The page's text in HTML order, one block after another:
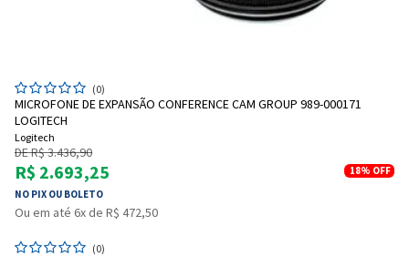
(0)
MICROFONE DE EXPANSÃO CONFERENCE CAM GROUP 989-000171
LOGITECH
Logitech
DE R$ 3.436,90
R$ 2.693,25
NO PIX OU BOLETO
18% OFF
Ou em até 6x de R$ 472,50
(0)